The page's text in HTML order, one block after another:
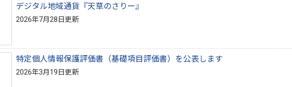
デジタル地域通貨『天草のさりー』
2026年7月28日更新
特定個人情報保護評価書（基礎項目評価書）を公表します
2026年3月19日更新